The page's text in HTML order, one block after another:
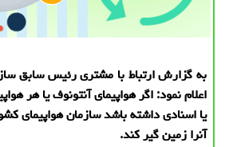
به گزارش ارتباط با مشتری رئیس سابق
اعلام نمود: اگر هواپیمای آنتونوف یا هر
یا اسنادی داشته باشد سازمان هواپیمای
آنرا زمین گیر كند.